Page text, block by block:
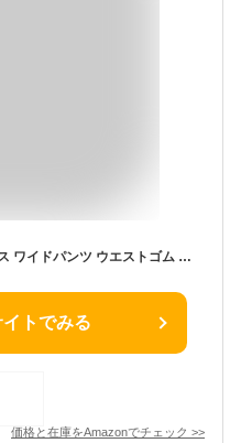
[UQQA] ジーンズ デニム レディース ワイドパンツ ウエストゴム ゆったり 【快適素材】 9分丈 夏 体系カバー 着痩せ カワイイ レディースワイドパンツ春物 ブルー L
トでみる
価格と在庫をAmazonでチェック >>